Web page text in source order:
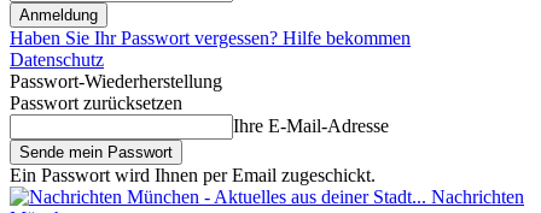
Haben Sie Ihr Passwort vergessen? Hilfe bekommen
Datenschutz
Passwort-Wiederherstellung
Passwort zurücksetzen
Ihre E-Mail-Adresse
Ein Passwort wird Ihnen per Email zugeschickt.
Nachrichten